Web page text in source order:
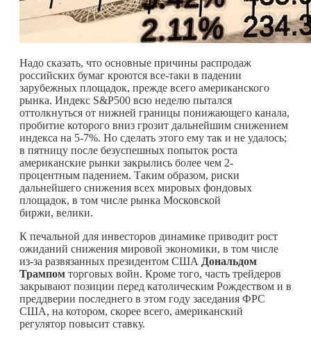
Надо сказать, что основные причины распродаж
российских бумаг кроются все-таки в падении
зарубежных площадок, прежде всего американского
рынка. Индекс S&P500 всю неделю пытался
оттолкнуться от нижней границы понижающего канала,
пробитие которого вниз грозит дальнейшим снижением
индекса на 5-7%. Но сделать этого ему так и не удалось;
в пятницу после безуспешных попыток роста
американские рынки закрылись более чем 2-
процентным падением. Таким образом, риски
дальнейшего снижения всех мировых фондовых
площадок, в том числе рынка Московской
биржи, велики.
К печальной для инвесторов динамике приводит рост
ожиданий снижения мировой экономики, в том числе
из-за развязанных президентом США Дональдом
Трампом торговых войн. Кроме того, часть трейдеров
закрывают позиции перед католическим Рождеством и в
преддверии последнего в этом году заседания ФРС
США, на котором, скорее всего, американский
регулятор повысит ставку.